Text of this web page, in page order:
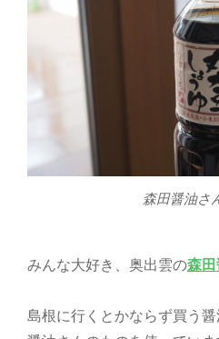
森田醤油さ
みんな大好き、奥出雲の森
島根に行くとかならず買う